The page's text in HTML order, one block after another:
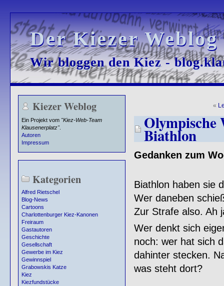
Der Kiezer
Der Kiezer
Wir bloggen den Kiez -
Wir bloggen den Kiez -
Kiezer Weblog
Ein Projekt vom "Kiez-Web-Team
Klausenerplatz".
Autoren
Impressum
Kategorien
Alfred Rietschel
Blog-News
Cartoons
Charlottenburger Kiez-Kanonen
Freiraum
Gastautoren
Geschichte
Gesellschaft
Gewerbe im Kiez
Gewinnspiel
Grabowskis Katze
Kiez
Kiezfundstücke
«
Olympische
Biathlon
Gedanken zum
Biathlon haben sie
Wer daneben
Zur Strafe also. Ah
Wer denkt sich
noch: wer hat sich
dahinter stecken.
was steht dort?